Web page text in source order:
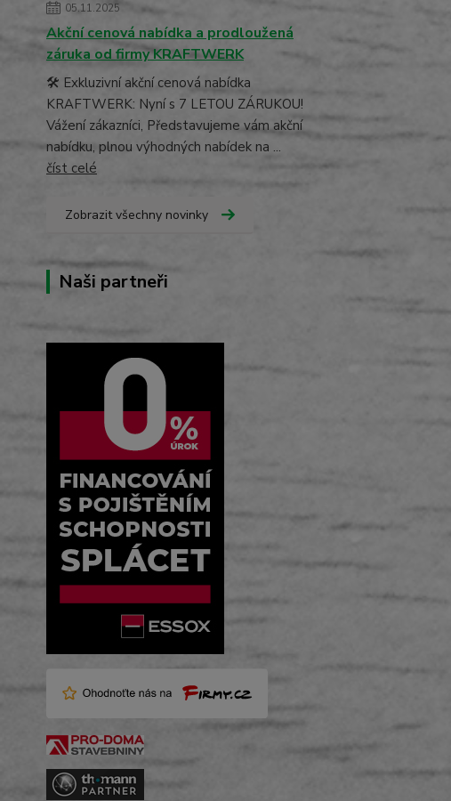
05.11.2025
Akční cenová nabídka a prodloužená
záruka od firmy KRAFTWERK
🛠️ Exkluzivní akční cenová nabídka
KRAFTWERK: Nyní s 7 LETOU ZÁRUKOU!
Vážení zákazníci, Představujeme vám akční
nabídku, plnou výhodných nabídek na ...
číst celé
Zobrazit všechny novinky
Naši partneři